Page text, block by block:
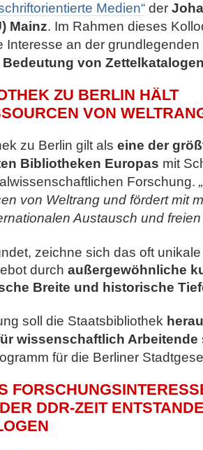
Medien“ der
Mainz. Im Rahmen dieses
Interesse an der grundlegenden
von
ZU BERLIN HÄLT
VON
zu Berlin gilt als eine der
Bibliotheken Europas mit
Forschung.
von Weltrang und fördert mit
Austausch und
zeichne sich das oft
durch außergewöhnliche
Breite und historische
soll die Staatsbibliothek
wissenschaftlich Arbeitende
für die Berliner
DDR-ZEIT